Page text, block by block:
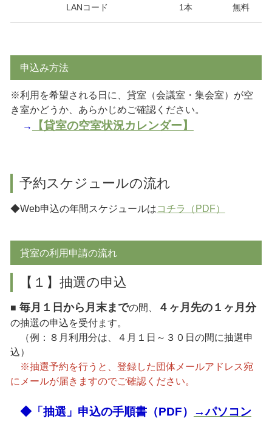
LANコード 1本 無料
申込み方法
※利用を希望される日に、貸室（会議室・集会室）が空
き室かどうか、あらかじめご確認ください。
→
【貸室の空室状況カレンダー】
予約スケジュールの流れ
◆Web申込の年間スケジュールはコチラ（PDF）
貸室の利用申請の流れ
【１】抽選の申込
■ 毎月１日から月末までの間、 ４ヶ月先の１ヶ月分
の抽選の申込を受付ます。
（例：８月利用分は、４月１日～３０日の間に抽選申
込）
※抽選予約を行うと、登録した団体メールアドレス宛
にメールが届きますのでご確認ください。
◆「抽選」申込の手順書（PDF）
→パソコン